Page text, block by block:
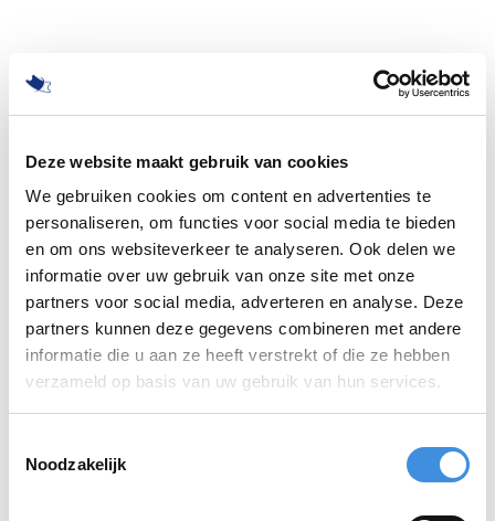
Deze website maakt gebruik van cookies
We gebruiken cookies om content en advertenties te
personaliseren, om functies voor social media te bieden
en om ons websiteverkeer te analyseren. Ook delen we
informatie over uw gebruik van onze site met onze
partners voor social media, adverteren en analyse. Deze
partners kunnen deze gegevens combineren met andere
informatie die u aan ze heeft verstrekt of die ze hebben
verzameld op basis van uw gebruik van hun services.
Noodzakelijk
500